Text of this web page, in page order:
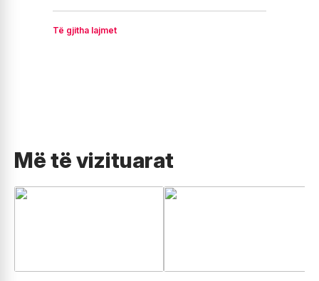
Të gjitha lajmet
Më të vizituarat